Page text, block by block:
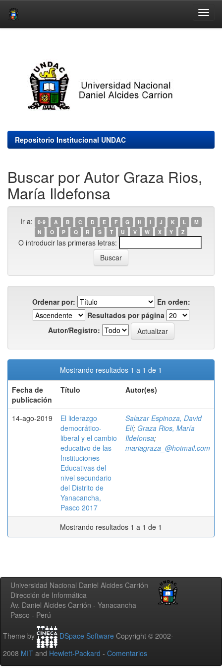
Repositorio Institucional UNDAC
Buscar por Autor Graza Rios,
María Ildefonsa
Ir a: 0-9 A B C D E F G H I J K L
M
N
O P Q R S T U V W X Y Z
O introducir las primeras letras:
Ordenar por:
En orden:
Resultados por página
Autor/Registro:
Mostrando resultados 1 a 1 de 1
Fecha de
publicación
Título Autor(es)
14-ago-2019
El liderazgo
democrático-
liberal y el cambio
educativo de las
Instituciones
Educativas del
nivel secundario
del Distrito de
Yanacancha,
Pasco 2017
Salazar Espinoza, David
Elí; Graza Rios, María
Ildefonsa;
mariagraza_@hotmail.com
Mostrando resultados 1 a 1 de 1
Universidad Nacional Daniel Alcides Carrión
Dirección de Informática
Av. Daniel Alcides Carrión - Yanacancha
Pasco - Perú
Theme by DSpace Software Copyright © 2002-
2008 MIT and Hewlett-Packard - Comentarios